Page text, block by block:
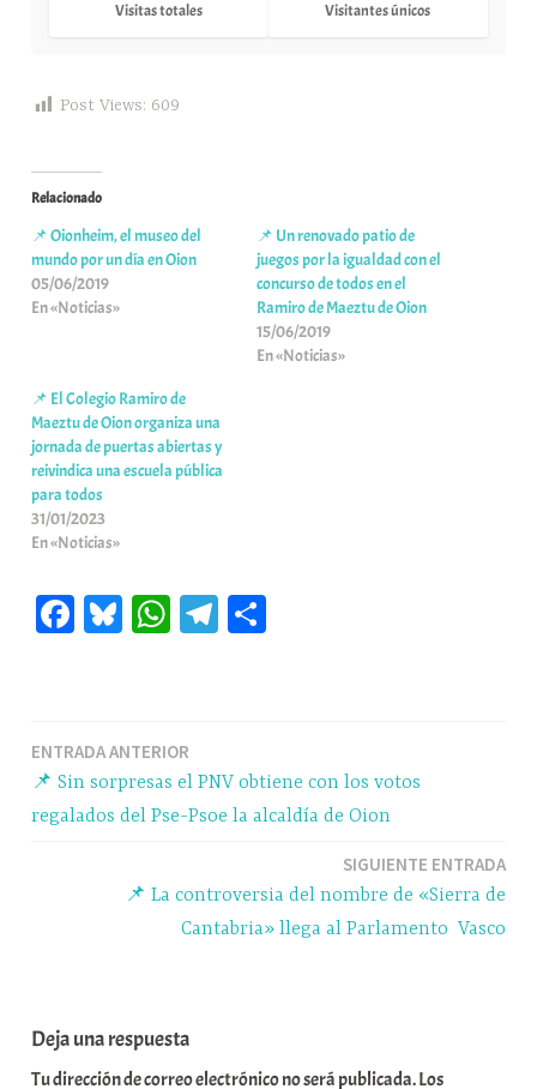
Visitas totales Visitantes únicos
Post Views: 609
Relacionado
📌 Oionheim, el museo del
mundo por un día en Oion
05/06/2019
En «Noticias»
📌 Un renovado patio de
juegos por la igualdad con el
concurso de todos en el
Ramiro de Maeztu de Oion
15/06/2019
En «Noticias»
📌 El Colegio Ramiro de
Maeztu de Oion organiza una
jornada de puertas abiertas y
reivindica una escuela pública
para todos
31/01/2023
En «Noticias»
Fa Bl W
pp
Te
m rti
r
Navegación
ENTRADA ANTERIOR
📌 Sin sorpresas el PNV obtiene con los votos
regalados del Pse-Psoe la alcaldía de Oion
SIGUIENTE ENTRADA
📌 La controversia del nombre de «Sierra de
Cantabria» llega al Parlamento Vasco
Deja una respuesta
Tu dirección de correo electrónico no será publicada.Los